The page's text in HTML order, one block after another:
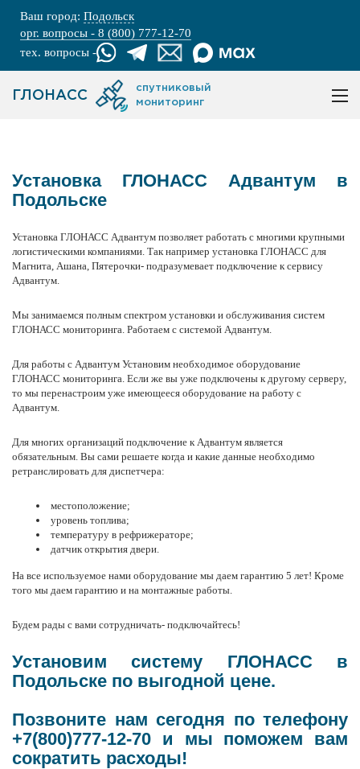
Ваш город: Подольск
орг. вопросы - 8 (800) 777-12-70
тех. вопросы -
ГЛОНАСС
спутниковый
мониторинг
Установка ГЛОНАСС Адвантум в
Подольске
Установка ГЛОНАСС Адвантум позволяет работать с многими крупными
логистическими компаниями. Так например установка ГЛОНАСС для
Магнита, Ашана, Пятерочки- подразумевает подключение к сервису
Адвантум.
Мы занимаемся полным спектром установки и обслуживания систем
ГЛОНАСС мониторинга. Работаем с системой Адвантум.
Для работы с Адвантум Установим необходимое оборудование
ГЛОНАСС мониторинга. Если же вы уже подключены к другому серверу,
то мы перенастроим уже имеющееся оборудование на работу с
Адвантум.
Для многих организаций подключение к Адвантум является
обязательным. Вы сами решаете когда и какие данные необходимо
ретранслировать для диспетчера:
местоположение;
уровень топлива;
температуру в рефрижераторе;
датчик открытия двери.
На все используемое нами оборудование мы даем гарантию 5 лет! Кроме
того мы даем гарантию и на монтажные работы.
Будем рады с вами сотрудничать- подключайтесь!
Установим систему ГЛОНАСС в
Подольске по выгодной цене.
Позвоните нам сегодня по телефону
+7(800)777-12-70 и мы поможем вам
сократить расходы!